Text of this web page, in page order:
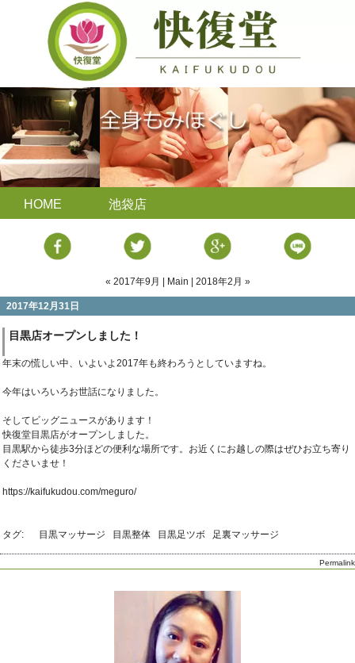
HOME 池袋店
« 2017年9月 Main 2018年2月 »
2017年12月31日
目黒店オープンしました！
年末の慌しい中、いよいよ2017年も終わろうとしていますね。
今年はいろいろお世話になりました。
そしてビッグニュースがあります！
快復堂目黒店がオープンしました。
目黒駅から徒歩3分ほどの便利な場所です。お近くにお越しの際はぜひお立ち寄り
くださいませ！
https://kaifukudou.com/meguro/
タグ: 目黒マッサージ 目黒整体 目黒足ツボ 足裏マッサージ
Permalink